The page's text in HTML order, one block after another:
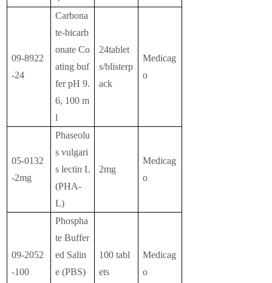
09-8922
-24
Carbona
te-bicarb
onate Co
ating buf
fer pH 9.
6, 100 m
l
24tablet
s/blisterp
ack
Medicag
o
05-0132
-2mg
Phaseolu
s vulgari
s lectin L
(PHA-
L)
2mg
Medicag
o
09-2052
-100
Phospha
te Buffer
ed Salin
e (PBS)
100 tabl
ets
Medicag
o